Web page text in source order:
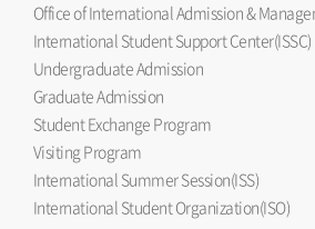
Office of International Admission &
International Student Support Center(ISSC)
Undergraduate Admission
Graduate Admission
Student Exchange Program
Visiting Program
International Summer Session(ISS)
International Student Organization(ISO)